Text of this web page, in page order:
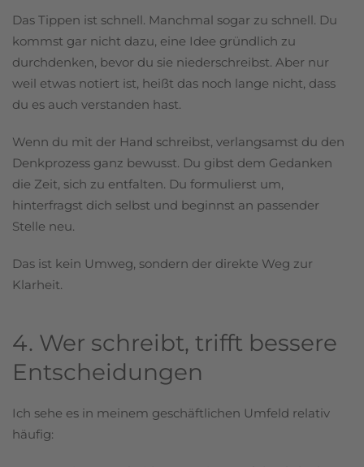
Das Tippen ist schnell. Manchmal sogar zu schnell. Du
kommst gar nicht dazu, eine Idee gründlich zu
durchdenken, bevor du sie niederschreibst. Aber nur
weil etwas notiert ist, heißt das noch lange nicht, dass
du es auch verstanden hast.
Wenn du mit der Hand schreibst, verlangsamst du den
Denkprozess ganz bewusst. Du gibst dem Gedanken
die Zeit, sich zu entfalten. Du formulierst um,
hinterfragst dich selbst und beginnst an passender
Stelle neu.
Das ist kein Umweg, sondern der direkte Weg zur
Klarheit.
4. Wer schreibt, trifft bessere
Entscheidungen
Ich sehe es in meinem geschäftlichen Umfeld relativ
häufig: